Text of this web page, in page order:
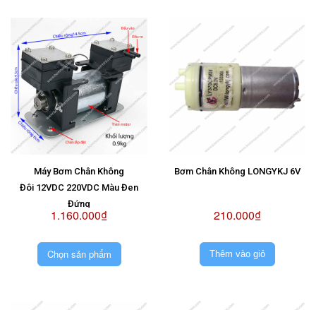
Máy Bơm Chân Không
Đôi 12VDC 220VDC Màu Đen
Đứng
1.160.000₫
Chọn sản phẩm
Bơm Chân Không LONGYKJ 6V
210.000₫
Thêm vào giỏ